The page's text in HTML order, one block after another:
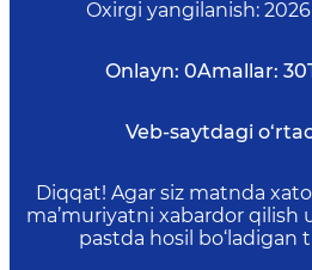
Oxirgi yangilanish:
Onlayn: 0Amallar: 30
Veb-saytdagi
Diqqat! Agar siz matnda
ma’muriyatni xabardor qilish
pastda hosil bo‘ladigan